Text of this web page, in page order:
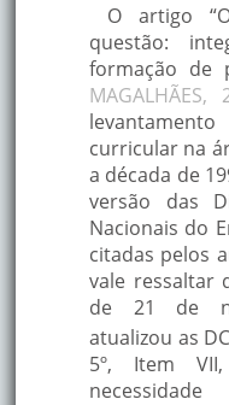
O artigo
questão:
formação de
MAGALHÃES,
curricular na
a década de
versão das
Nacionais do
citadas pelos
vale ressaltar
de 21 de
atualizou as
5º, Item